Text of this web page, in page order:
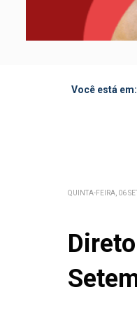
Você está em:
QUINTA-FEIRA, 06